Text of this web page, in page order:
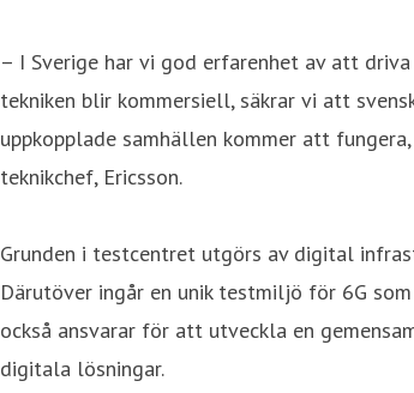
– I Sverige har vi god erfarenhet av att
tekniken blir kommersiell, säkrar vi att
uppkopplade samhällen kommer att
teknikchef, Ericsson.
Grunden i testcentret utgörs av digital
Därutöver ingår en unik testmiljö för 6G
också ansvarar för att utveckla en
digitala lösningar.